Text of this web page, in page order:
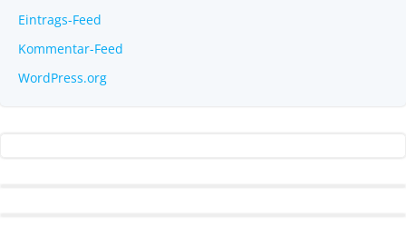
Eintrags-Feed
Kommentar-Feed
WordPress.org